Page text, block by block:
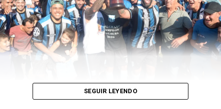
Nery Pumpido, Juan Gilberto Funes y Roque Alfaro
dan la vuelta olímpica en Tokio.
Entre los autores de la gesta riverplatense, en tiempos
estabanel arquero Nery Pumpido, el defensor Oscar
Ruggeri y el mediocampista Héctor “Negro”
SEGUIR LEYENDO